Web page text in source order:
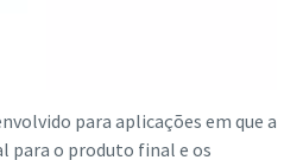
para aplicações em que a
para o produto final e os